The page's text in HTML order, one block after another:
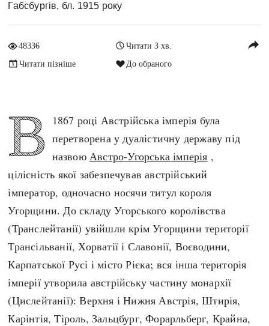
Культура і мистецтво
Людина і суспільство
Наука, освіта і техніка
Особистості
Релігія
Розваги і дозвілля
Спорт
Чудеса світу
Регіони
Австралія
Азія
Америка
А(нта)рктика
Африка
Європа
Хронологія
Античні часи
Наш час
Індекси
Нові статті
Популярні статті
Всі статті
Визначальні події
#Хештеги
Автори
Габсбургів, бл. 1915 року
48336
Читати 3 хв.
Читати пізніше
До обраного
reply
В
1867 році Австрійська імперія була
перетворена у дуалістичну державу під
назвою Австро-Угорська імперія ,
цілісність якої забезпечував австрійський
імператор, одночасно носячи титул короля
Угорщини. До складу Угорського королівства
(Транслейтанії) увійшли крім Угорщини території
Трансільванії, Хорватії і Славонії, Воєводини,
Карпатської Русі і місто Рієка; вся інша територія
імперії утворила австрійську частину монархії
(Цислейтанії): Верхня і Нижня Австрія, Штирія,
Карінтія, Тіроль, Зальцбург, Форарльберг, Крайна,